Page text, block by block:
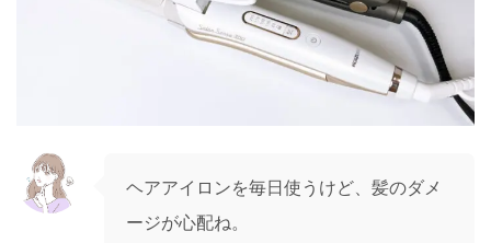
ヘアアイロンを毎日使うけど、髪のダメ
ージが心配ね。